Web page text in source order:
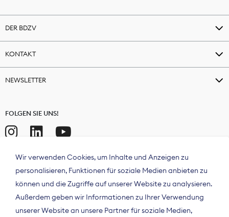
DER BDZV
KONTAKT
NEWSLETTER
FOLGEN SIE UNS!
Wir verwenden Cookies, um Inhalte und Anzeigen zu
personalisieren, Funktionen für soziale Medien anbieten zu
können und die Zugriffe auf unserer Website zu analysieren.
Außerdem geben wir Informationen zu Ihrer Verwendung
unserer Website an unsere Partner für soziale Medien,